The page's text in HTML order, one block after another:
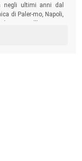
negli ultimi anni dal
di Paler-mo, Napoli,
secondo cui il